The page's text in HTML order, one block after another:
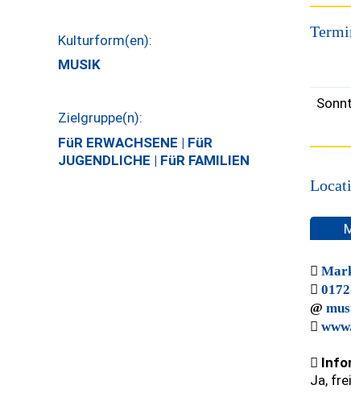
Kulturform(en):
MUSIK
Zielgruppe(n):
FüR ERWACHSENE | FüR
JUGENDLICHE | FüR FAMILIEN
Ja,